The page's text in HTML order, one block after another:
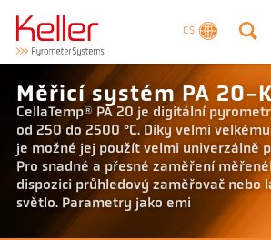
CS
Měřicí systém PA 20-
CellaTemp® PA 20 je digitální
od 250 do 2500 °C. Díky velmi
je možné jej použít velmi univerzálně
Pro snadné a přesné zaměření
dispozici průhledový zaměřovač nebo
světlo. Parametry jako emi